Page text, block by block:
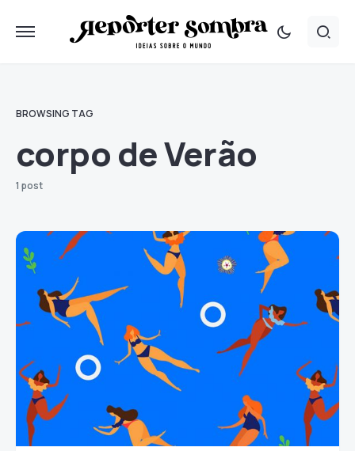
BROWSING TAG
corpo de Verão
1 post